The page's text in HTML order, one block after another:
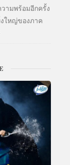
ามพร้อมอีกครั้ง
ใหญ่ของภาค